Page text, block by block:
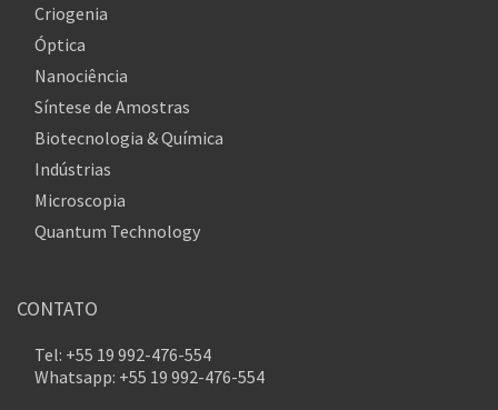
Criogenia
Óptica
Nanociência
Síntese de Amostras
Biotecnologia & Química
Indústrias
Microscopia
Quantum Technology
CONTATO
Tel: +55 19 992-476-554
Whatsapp: +55 19 992-476-554